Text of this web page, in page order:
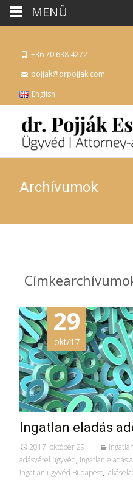
+36 70 638 4272
pojjak@drpojjak.com
English
Archívumok
29
okt/17
Ingatlan eladás
2017. október 29.
adásvétel ügyvéd, ingatlan eladás
Ingatlan ügyvéd Budapest,
MENÜ